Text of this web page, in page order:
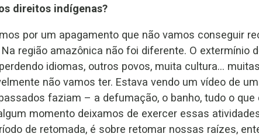
direitos indígenas?
por um apagamento que não vamos conseguir
região amazônica não foi diferente. O extermínio
idiomas, outros povos, muita cultura…
não vamos ter. Estava vendo um vídeo de
faziam – a defumação, o banho, tudo o que
momento deixamos de exercer essas
de retomada, é sobre retomar nossas raízes,